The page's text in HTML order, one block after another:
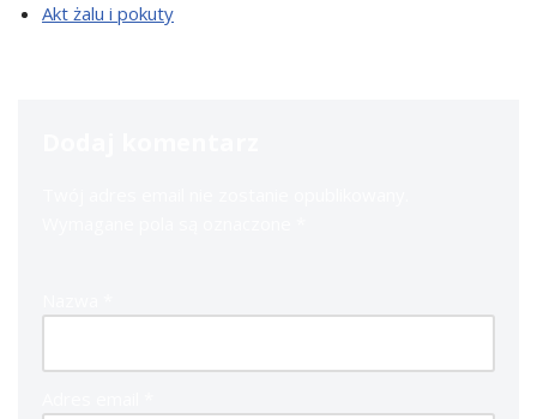
Akt żalu i pokuty